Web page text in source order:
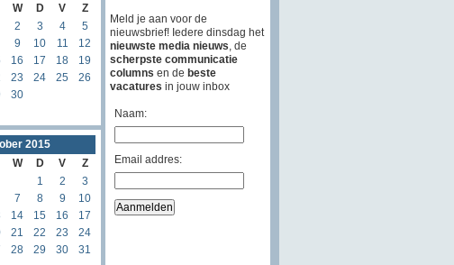
W D V
Z
2 3 4
5
9 10 11
12
16 17 18
19
23 24 25
26
30
2015
W D V
Z
1
2
3
7 8 9
10
14 15 16
17
21 22 23
24
28 29 30 31
Meld je aan voor de
nieuwsbrief! Iedere dinsdag het
nieuwste media nieuws , de
scherpste communicatie
columns en de beste
vacatures in jouw inbox
Naam:
Email addres: